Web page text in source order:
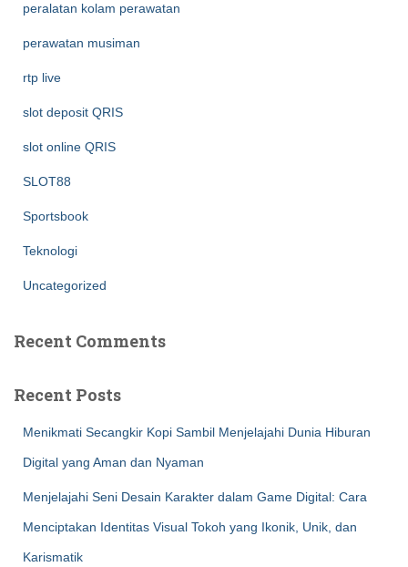
peralatan kolam perawatan
perawatan musiman
rtp live
slot deposit QRIS
slot online QRIS
SLOT88
Sportsbook
Teknologi
Uncategorized
Recent Comments
Recent Posts
Menikmati Secangkir Kopi Sambil Menjelajahi Dunia Hiburan
Digital yang Aman dan Nyaman
Menjelajahi Seni Desain Karakter dalam Game Digital: Cara
Menciptakan Identitas Visual Tokoh yang Ikonik, Unik, dan
Karismatik